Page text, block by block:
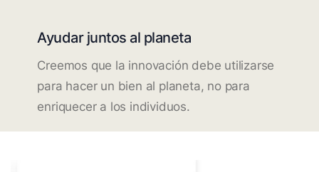
Ayudar juntos al planeta
Creemos que la innovación debe utilizarse
para hacer un bien al planeta, no para
enriquecer a los individuos.